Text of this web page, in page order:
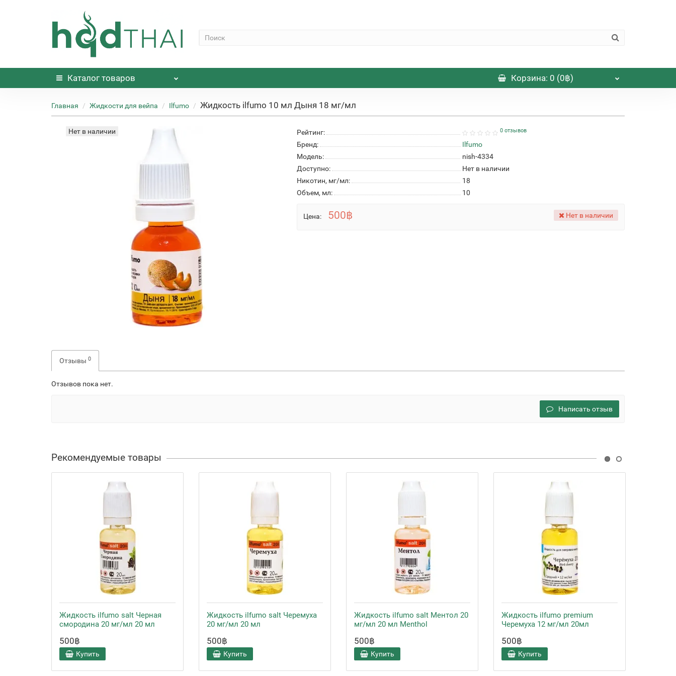
Каталог товаров Корзина: 0 (0฿)
Главная Жидкости для вейпа Ilfumo Жидкость ilfumo 10 мл Дыня 18 мг/мл
Нет в наличии Рейтинг: 0 отзывов
Бренд:
Ilfumo
Модель:
nish-4334
Доступно:
Нет в наличии
Никотин, мг/мл:
18
Объем, мл:
10
Цена: 500฿ Нет в наличии
Отзывы 0
Отзывов пока нет.
Написать отзыв
Рекомендуемые товары
Жидкость ilfumo salt Черная
смородина 20 мг/мл 20 мл
500฿
Купить
Жидкость ilfumo salt Черемуха
20 мг/мл 20 мл
500฿
Купить
Жидкость ilfumo salt Ментол 20
мг/мл 20 мл Menthol
500฿
Купить
Жидкость ilfumo premium
Черемуха 12 мг/мл 20мл
500฿
Купить